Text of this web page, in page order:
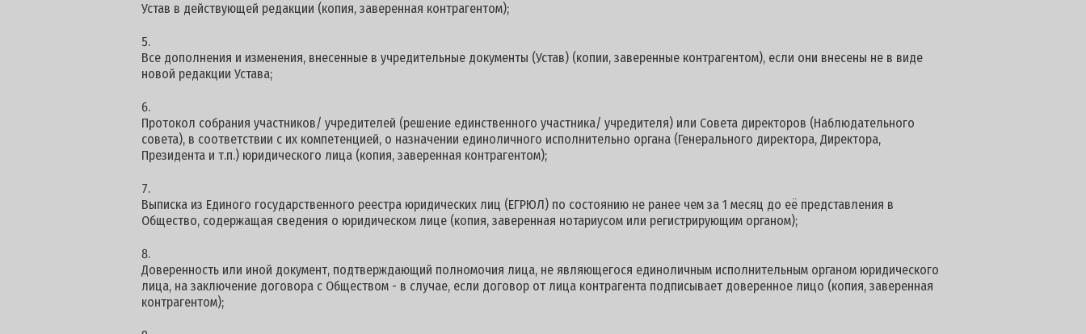
Устав в действующей редакции (копия, заверенная контрагентом);
Все дополнения и изменения, внесенные в учредительные документы (Устав) (копии, заверенные контрагентом), если они внесены не в виде
новой редакции Устава;
Протокол собрания участников/ учредителей (решение единственного участника/ учредителя) или Совета директоров (Наблюдательного
совета), в соответствии с их компетенцией, о назначении единоличного исполнительно органа (Генерального директора, Директора,
Президента и т.п.) юридического лица (копия, заверенная контрагентом);
Выписка из Единого государственного реестра юридических лиц (ЕГРЮЛ) по состоянию не ранее чем за 1 месяц до её представления в
Общество, содержащая сведения о юридическом лице (копия, заверенная нотариусом или регистрирующим органом);
Доверенность или иной документ, подтверждающий полномочия лица, не являющегося единоличным исполнительным органом юридического
лица, на заключение договора с Обществом - в случае, если договор от лица контрагента подписывает доверенное лицо (копия, заверенная
контрагентом);